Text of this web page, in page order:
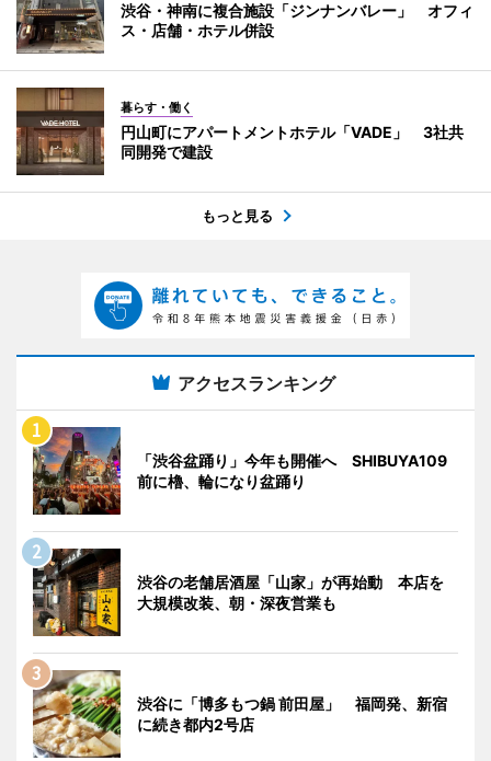
渋谷・神南に複合施設「ジンナンバレー」 オフィ
ス・店舗・ホテル併設
暮らす・働く
円山町にアパートメントホテル「VADE」 3社共
同開発で建設
もっと見る
アクセスランキング
「渋谷盆踊り」今年も開催へ SHIBUYA109
前に櫓、輪になり盆踊り
渋谷の老舗居酒屋「山家」が再始動 本店を
大規模改装、朝・深夜営業も
渋谷に「博多もつ鍋 前田屋」 福岡発、新宿
に続き都内2号店